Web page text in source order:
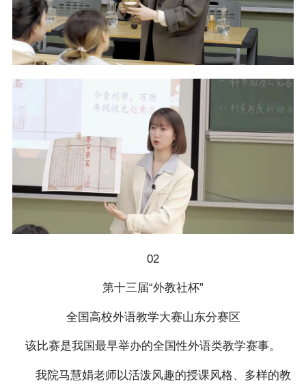
02
第十三届“外教社杯”
全国高校外语教学大赛山东分赛区
该比赛是我国最早举办的全国性外语类教学赛事。
我院马慧娟老师以活泼风趣的授课风格、多样的教